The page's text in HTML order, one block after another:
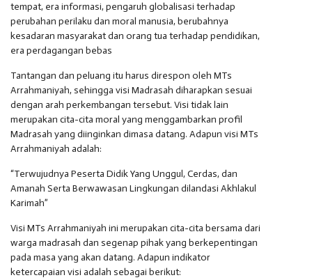
tempat, era informasi, pengaruh globalisasi terhadap
perubahan perilaku dan moral manusia, berubahnya
kesadaran masyarakat dan orang tua terhadap pendidikan,
era perdagangan bebas
Tantangan dan peluang itu harus direspon oleh MTs
Arrahmaniyah, sehingga visi Madrasah diharapkan sesuai
dengan arah perkembangan tersebut. Visi tidak lain
merupakan cita-cita moral yang menggambarkan profil
Madrasah yang diinginkan dimasa datang. Adapun visi MTs
Arrahmaniyah adalah:
“Terwujudnya Peserta Didik Yang Unggul, Cerdas, dan
Amanah Serta Berwawasan Lingkungan dilandasi Akhlakul
Karimah”
Visi MTs Arrahmaniyah ini merupakan cita-cita bersama dari
warga madrasah dan segenap pihak yang berkepentingan
pada masa yang akan datang. Adapun indikator
ketercapaian visi adalah sebagai berikut: